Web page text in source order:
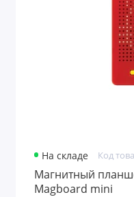
Кошельки и
Ланьярды
Лейблы и шильды
На складе Код
Магнитный
Magboard mini